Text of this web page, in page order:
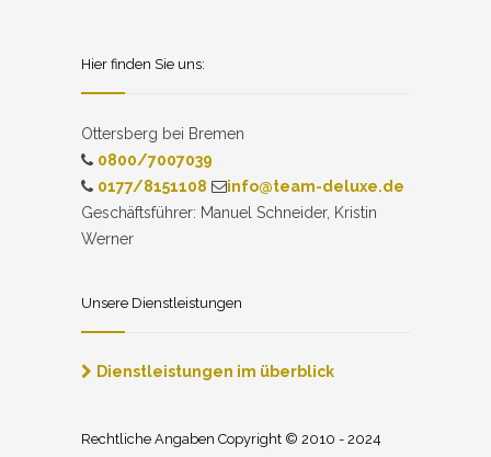
Hier finden Sie uns:
Ottersberg bei Bremen
0800/7007039
0177/8151108
info@team-deluxe.de
Geschäftsführer: Manuel Schneider, Kristin
Werner
Unsere Dienstleistungen
Dienstleistungen im überblick
Rechtliche Angaben Copyright © 2010 - 2024